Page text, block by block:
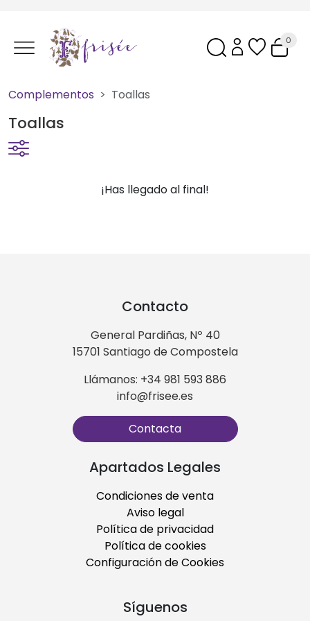
0
Complementos Toallas
Toallas
¡Has llegado al final!
Contacto
General Pardiñas, Nº 40
15701 Santiago de Compostela
Llámanos: +34 981 593 886
info@frisee.es
Contacta
Apartados Legales
Condiciones de venta
Aviso legal
Política de privacidad
Política de cookies
Configuración de Cookies
Síguenos